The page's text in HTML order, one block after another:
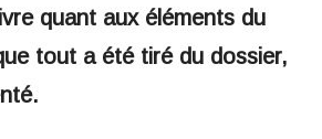
quant aux éléments du
tout a été tiré du dossier,